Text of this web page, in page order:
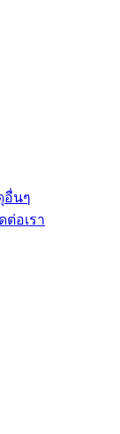
อื่นๆ
ต่อเรา